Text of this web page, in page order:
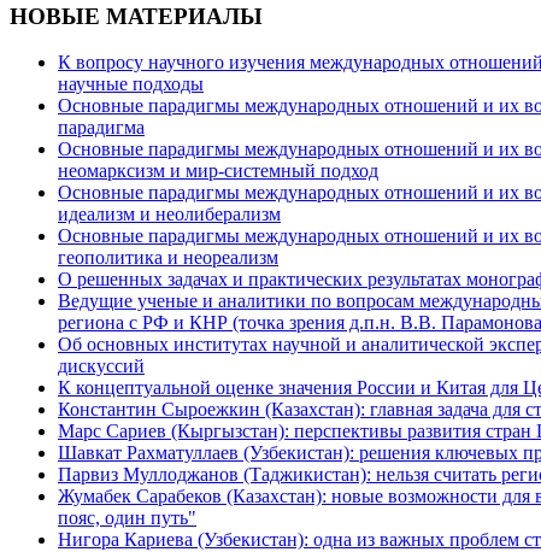
НОВЫЕ МАТЕРИАЛЫ
К вопросу научного изучения международных
научные подходы
Основные парадигмы международных отношений и их
парадигма
Основные парадигмы международных отношений и их
неомарксизм и мир-системный подход
Основные парадигмы международных отношений и их
идеализм и неолиберализм
Основные парадигмы международных отношений и их
геополитика и неореализм
О решенных задачах и практических результатах
Ведущие ученые и аналитики по вопросам
региона с РФ и КНР (точка зрения д.п.н. В.В. Парамонова
Об основных институтах научной и аналитической
дискуссий
К концептуальной оценке значения России и Китая для
Константин Сыроежкин (Казахстан): главная задача для
Марс Сариев (Кыргызстан): перспективы развития
Шавкат Рахматуллаев (Узбекистан): решения ключевых
Парвиз Муллоджанов (Таджикистан): нельзя считать
Жумабек Сарабеков (Казахстан): новые возможности
пояс, один путь"
Нигора Кариева (Узбекистан): одна из важных проблем